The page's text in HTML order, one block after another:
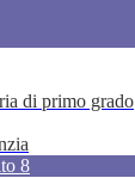
di primo grado
8